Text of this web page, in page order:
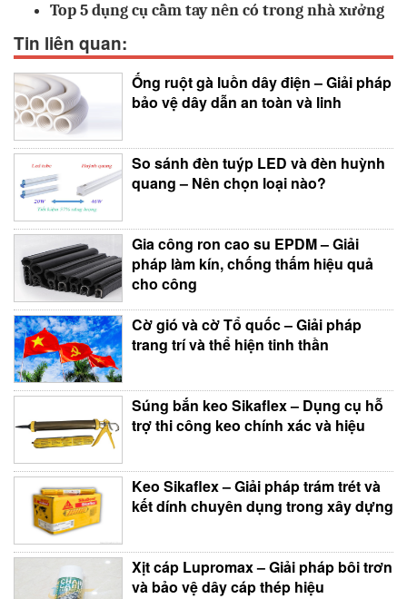
Top 5 dụng cụ cầm tay nên có trong nhà xưởng
Tin liên quan:
Ống ruột gà luồn dây điện – Giải pháp
bảo vệ dây dẫn an toàn và linh
So sánh đèn tuýp LED và đèn huỳnh
quang – Nên chọn loại nào?
Gia công ron cao su EPDM – Giải
pháp làm kín, chống thấm hiệu quả
cho công
Cờ gió và cờ Tổ quốc – Giải pháp
trang trí và thể hiện tinh thần
Súng bắn keo Sikaflex – Dụng cụ hỗ
trợ thi công keo chính xác và hiệu
Keo Sikaflex – Giải pháp trám trét và
kết dính chuyên dụng trong xây dựng
Xịt cáp Lupromax – Giải pháp bôi trơn
và bảo vệ dây cáp thép hiệu